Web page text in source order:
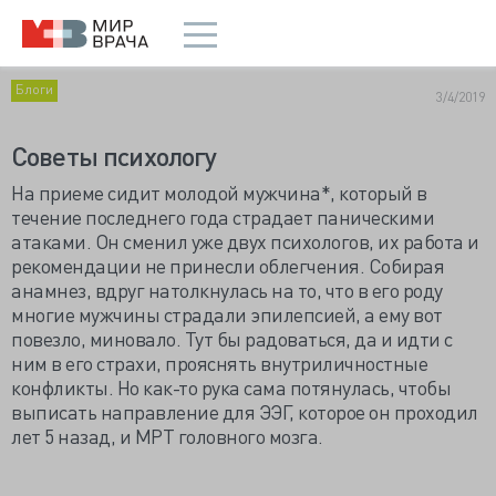
Блоги 3/4/2019
Советы психологу
На приеме сидит молодой мужчина*, который в
течение последнего года страдает паническими
атаками. Он сменил уже двух психологов, их работа и
рекомендации не принесли облегчения. Собирая
анамнез, вдруг натолкнулась на то, что в его роду
многие мужчины страдали эпилепсией, а ему вот
повезло, миновало. Тут бы радоваться, да и идти с
ним в его страхи, прояснять внутриличностные
конфликты. Но как-то рука сама потянулась, чтобы
выписать направление для ЭЭГ, которое он проходил
лет 5 назад, и МРТ головного мозга.